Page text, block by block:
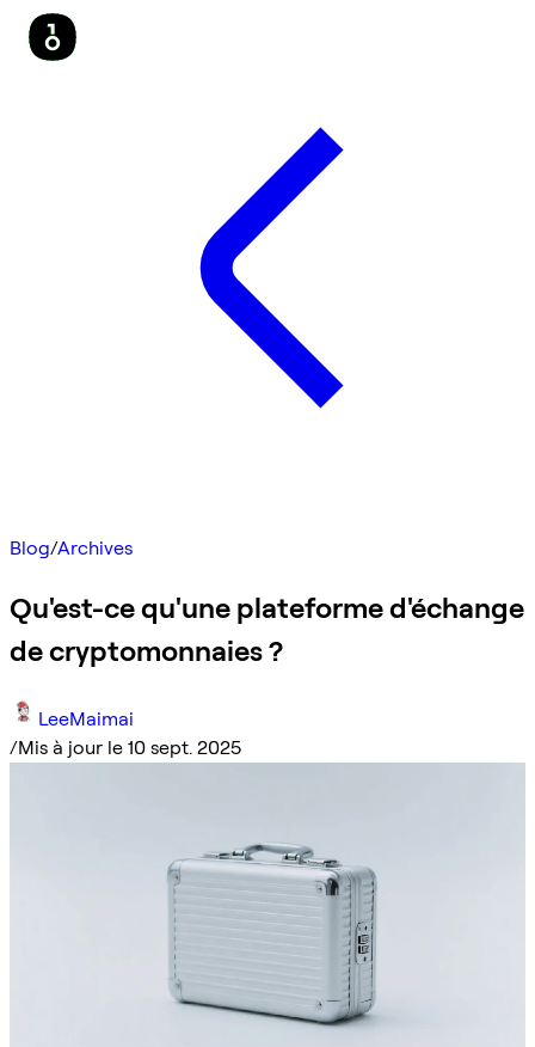
Blog/Archives
Qu'est-ce qu'une plateforme d'échange
de cryptomonnaies ?
LeeMaimai
/Mis à jour le 10 sept. 2025